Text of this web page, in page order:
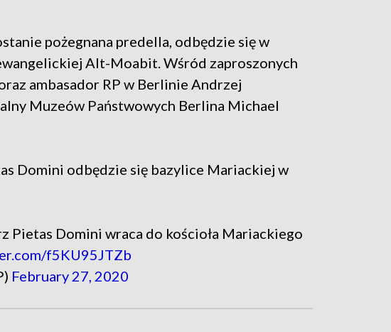
pożegnana predella, odbędzie się w
Alt-Moabit. Wśród zaproszonych
ambasador RP w Berlinie Andrzej
Muzeów Państwowych Berlina Michael
Domini odbędzie się bazylice Mariackiej w
Pietas Domini wraca do kościoła Mariackiego
f5KU95JTZb
February 27, 2020